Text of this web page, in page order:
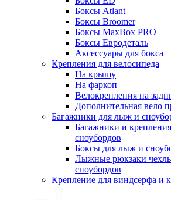
Боксы Atlant
Боксы Broomer
Боксы MaxBox PRO
Боксы Евродеталь
Аксессуары для бокса
Крепления для велосипеда
На крышу
На фаркоп
Велокрепления на
Дополнительная вело
Багажники для лыж и
Багажники и
сноубордов
Боксы для лыж и
Лыжные рюкзаки
сноубордов
Крепление для виндсерфа и